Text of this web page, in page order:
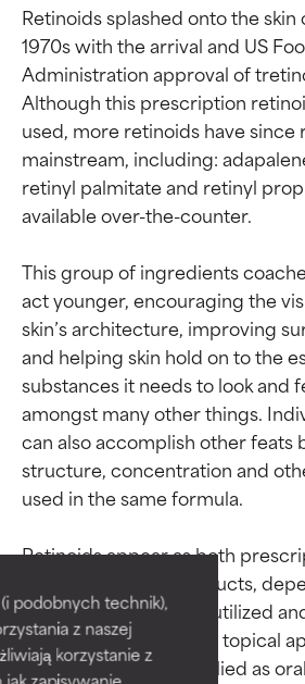
podobnych technik),
z naszej
korzystanie z
Retinoids splashed onto the
1970s with the arrival and US
Administration approval of
Although this prescription
used, more retinoids have since
mainstream, including:
retinyl palmitate and retinyl
available over-the-counter.
This group of ingredients
act younger, encouraging the
skin’s architecture, improving
and helping skin hold on to the
substances it needs to look and
amongst many other things.
can also accomplish other feats
structure, concentration and
used in the same formula.
Retinoids appear as both
over-the-counter products,
vitamin A derivative is utilized
concentration. Beyond topical
retinoids are also supplied as
BEST
Udowodnione i
przez niezależne
Wyjątkowy składnik
BEST
Udowodnione i
przez niezależne
Wyjątkowy składnik